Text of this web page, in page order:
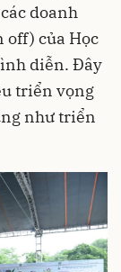
doanh
off) của Học
diễn. Đây
triển vọng
như triển